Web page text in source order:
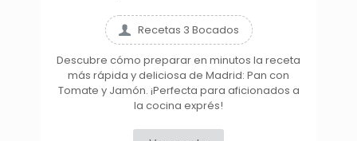
Recetas 3 Bocados
Descubre cómo preparar en minutos la receta
más rápida y deliciosa de Madrid: Pan con
Tomate y Jamón. ¡Perfecta para aficionados a
la cocina exprés!